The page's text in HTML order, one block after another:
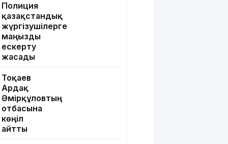
Полиция
қазақстандық
жүргізушілерге
маңызды
ескерту
жасады
Тоқаев
Ардақ
Әмірқұловтың
отбасына
көңіл
айтты